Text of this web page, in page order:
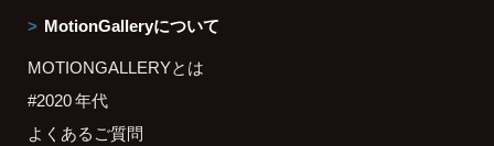
MotionGalleryについて
MOTIONGALLERYとは
#2020 年代
よくあるご質問